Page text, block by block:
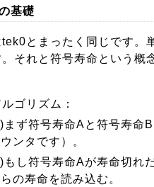
基礎
とまったく同じです。
それと符号寿命という概
ゴリズム：
まず符号寿命Aと符号寿命
ンタです）。
もし符号寿命Aが寿命切れ
の寿命を読み込む。